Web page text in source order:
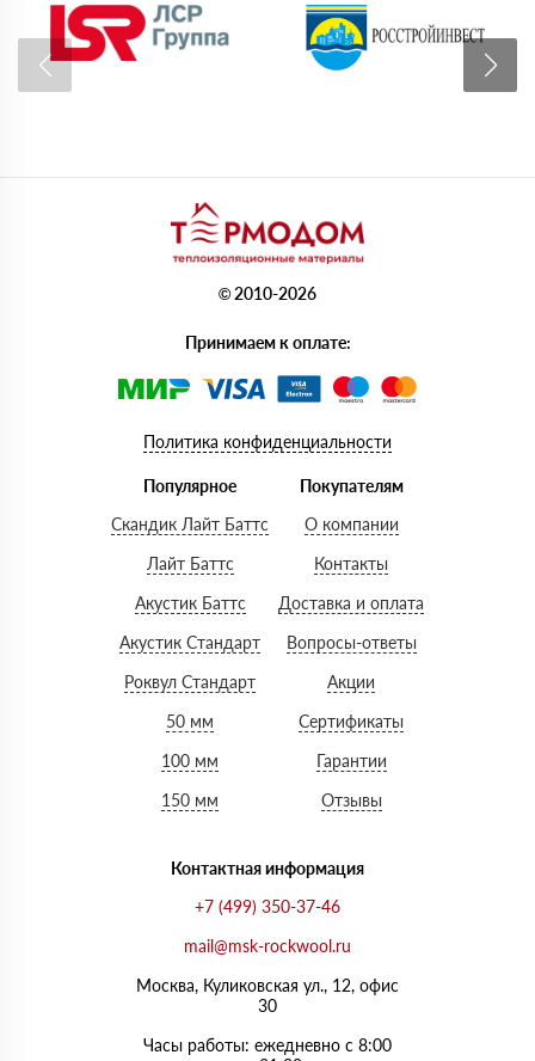
© 2010-2026
Принимаем к оплате:
Политика конфиденциальности
Популярное
Скандик Лайт Баттс
Лайт Баттс
Акустик Баттс
Акустик Стандарт
Роквул Стандарт
50 мм
100 мм
150 мм
Покупателям
О компании
Контакты
Доставка и оплата
Вопросы-ответы
Акции
Сертификаты
Гарантии
Отзывы
Контактная информация
+7 (499) 350-37-46
mail@msk-rockwool.ru
Москва, Куликовская ул., 12, офис
30
Часы работы: ежедневно с 8:00